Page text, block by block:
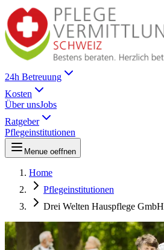
24h Betreuung
Kosten
Über unsJobs
Ratgeber
Pflegeinstitutionen
Menue oeffnen
Home
Pflegeinstitutionen
Drei Welten Hauspflege GmbH